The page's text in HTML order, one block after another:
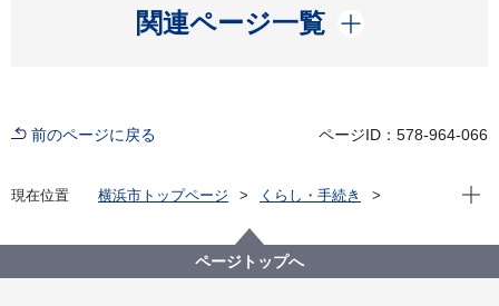
関連ページ一覧
開く
前のページに戻る ページID：578-964-066
現在位置 横浜市トップページ
くらし・手続き
現在
ページトップへ